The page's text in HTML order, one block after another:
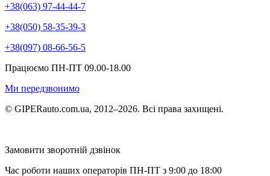
+38(063) 97-44-44-7
+38(050) 58-35-39-3
+38(097) 08-66-56-5
Працюємо ПН-ПТ 09.00-18.00
Ми передзвонимо
© GIPERauto.com.ua, 2012–2026. Всі права захищені.
Замовити зворотній дзвінок
Час роботи наших операторів ПН-ПТ з 9:00 до 18:00